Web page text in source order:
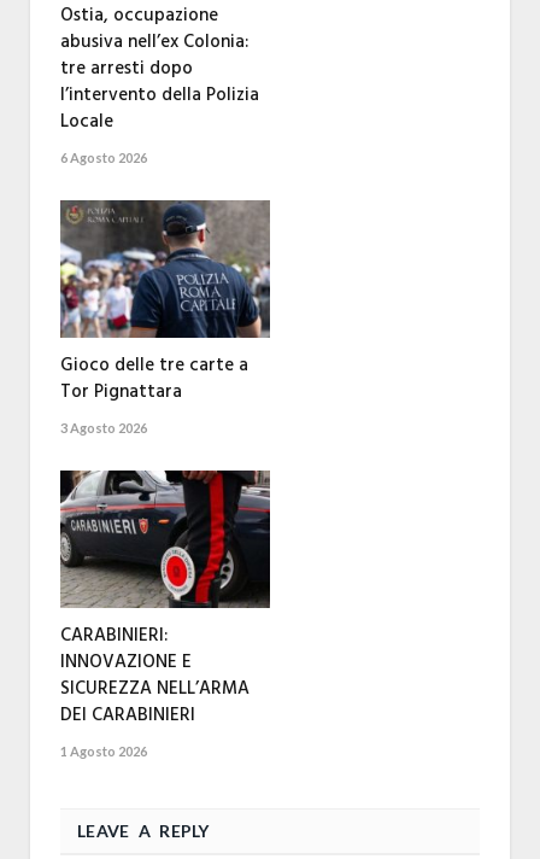
Ostia, occupazione
abusiva nell’ex Colonia:
tre arresti dopo
l’intervento della Polizia
Locale
6 Agosto 2026
Gioco delle tre carte a
Tor Pignattara
3 Agosto 2026
CARABINIERI:
INNOVAZIONE E
SICUREZZA NELL’ARMA
DEI CARABINIERI
1 Agosto 2026
LEAVE A REPLY